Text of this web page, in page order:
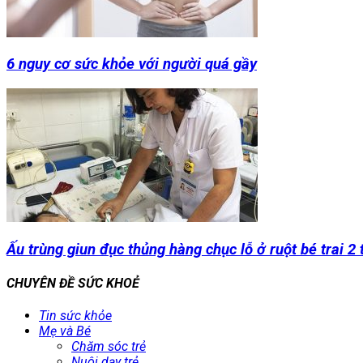
6 nguy cơ sức khỏe với người quá gầy
Ấu trùng giun đục thủng hàng chục lỗ ở ruột bé trai 2
CHUYÊN ĐỀ SỨC KHOẺ
Tin sức khỏe
Mẹ và Bé
Chăm sóc trẻ